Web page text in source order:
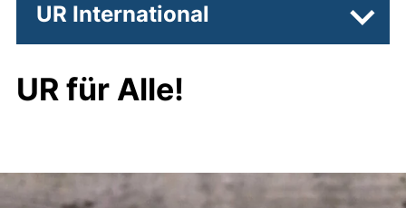
UR International
UR für Alle!
Antidiskriminierung